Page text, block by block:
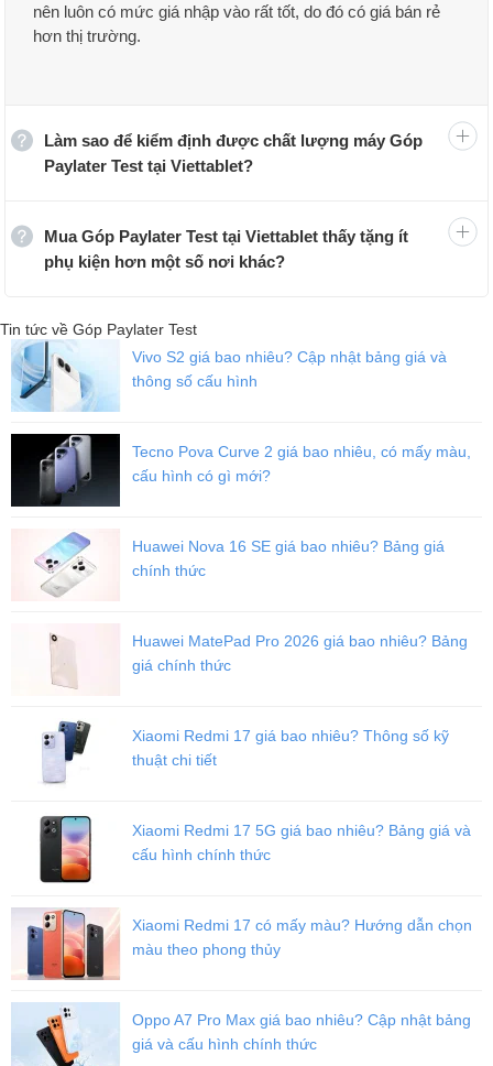
nên luôn có mức giá nhập vào rất tốt, do đó có giá bán rẻ
hơn thị trường.
Làm sao để kiểm định được chất lượng máy Góp
Paylater Test tại Viettablet?
Mua Góp Paylater Test tại Viettablet thấy tặng ít
phụ kiện hơn một số nơi khác?
Tin tức về Góp Paylater Test
Vivo S2 giá bao nhiêu? Cập nhật bảng giá và
thông số cấu hình
Tecno Pova Curve 2 giá bao nhiêu, có mấy màu,
cấu hình có gì mới?
Huawei Nova 16 SE giá bao nhiêu? Bảng giá
chính thức
Huawei MatePad Pro 2026 giá bao nhiêu? Bảng
giá chính thức
Xiaomi Redmi 17 giá bao nhiêu? Thông số kỹ
thuật chi tiết
Xiaomi Redmi 17 5G giá bao nhiêu? Bảng giá và
cấu hình chính thức
Xiaomi Redmi 17 có mấy màu? Hướng dẫn chọn
màu theo phong thủy
Oppo A7 Pro Max giá bao nhiêu? Cập nhật bảng
giá và cấu hình chính thức